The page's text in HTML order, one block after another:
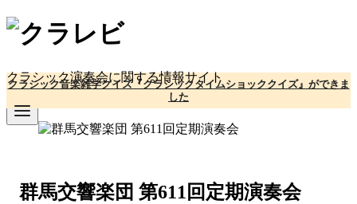
コ
ン
ツ
へ
移
クラシック演奏会に関する情報サイト
クラシック音楽雑学クイズ『クラシックタイムショッククイズ』ができま
した
群馬交響楽団 第611回定期演奏会